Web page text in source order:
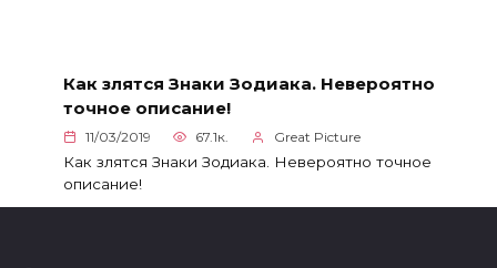
Как злятся Знаки Зодиака. Невероятно
точное описание!
11/03/2019 67.1к. Great Picture
Как злятся Знаки Зодиака. Невероятно точное
описание!